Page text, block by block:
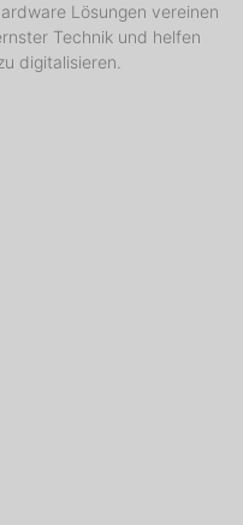
Lösungen vereinen
Technik und helfen
digitalisieren.